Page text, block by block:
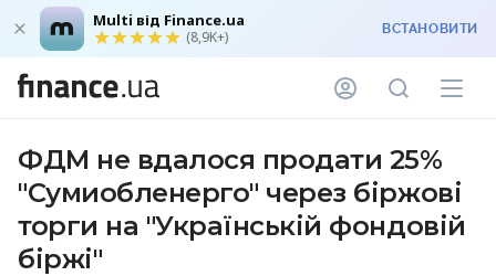
Multi від Finance.ua
(8,9K+) ВСТАНОВИТИ
ФДМ не вдалося продати 25%
"Сумиобленерго" через біржові
торги на "Українській фондовій
біржі"